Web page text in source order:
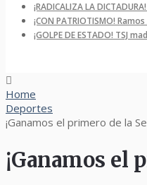
¡RADICALIZA LA
¡CON PATRIOTISMO!
¡GOLPE DE ESTADO! TSJ
Home
Deportes
¡Ganamos el primero de la
¡Ganamos el